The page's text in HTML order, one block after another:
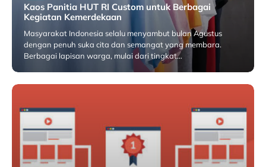
Kaos Panitia HUT RI Custom untuk Berbagai
Kegiatan Kemerdekaan
Masyarakat Indonesia selalu menyambut bulan Agustus
dengan penuh suka cita dan semangat yang membara.
Berbagai lapisan warga, mulai dari tingkat…
Juni 22, 2026